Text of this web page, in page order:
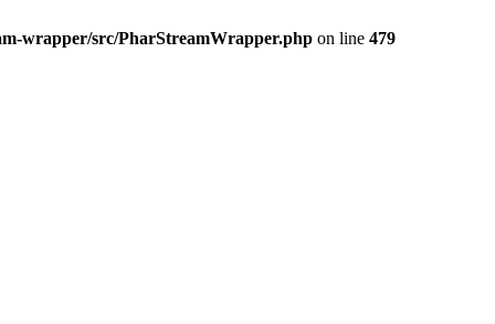
wrapper/src/PharStreamWrapper.php on line 479